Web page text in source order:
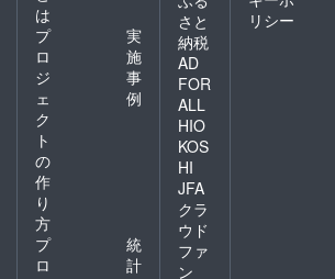
は
プ
ロ
ジ
ェ
ク
ト
の
作
り
方
実
施
事
例
プ
ロ
統
計
さと
納税
AD
FOR
ALL
HIO
KOS
HI
JFA
クラ
ウド
ファ
ン
リシー